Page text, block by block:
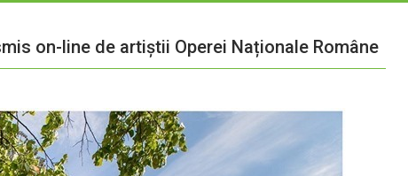
on-line de artiștii Operei Naționale Române